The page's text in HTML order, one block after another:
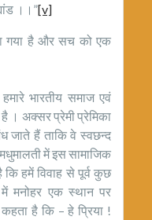
।।”[v]
गया है और सच को एक
भारतीय समाज एवं
। अक्सर प्रेमी प्रेमिका
जाते हैं ताकि वे स्वछन्द
में इस सामाजिक
हमें विवाह से पूर्व कुछ
मनोहर एक स्थान पर
है कि – हे प्रिया !